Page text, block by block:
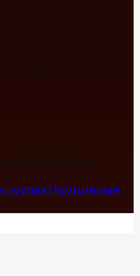
Нууцлалын